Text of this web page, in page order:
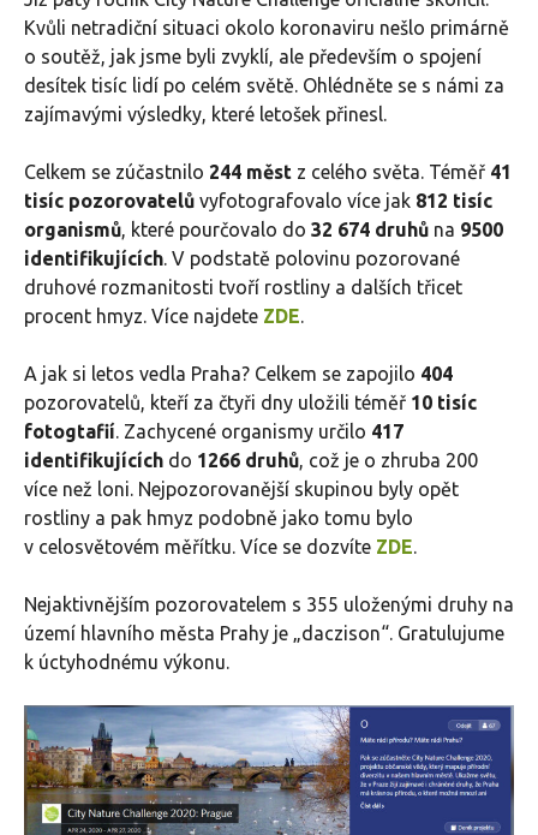
Kvůli netradiční situaci okolo koronaviru nešlo primárně
o soutěž, jak jsme byli zvyklí, ale především o spojení
desítek tisíc lidí po celém světě. Ohlédněte se s námi za
zajímavými výsledky, které letošek přinesl.
Celkem se zúčastnilo 244 měst z celého světa. Téměř 41
tisíc pozorovatelů vyfotografovalo více jak 812 tisíc
organismů, které pourčovalo do 32 674 druhů na 9500
identifikujících. V podstatě polovinu pozorované
druhové rozmanitosti tvoří rostliny a dalších třicet
procent hmyz. Více najdete ZDE.
A jak si letos vedla Praha? Celkem se zapojilo 404
pozorovatelů, kteří za čtyři dny uložili téměř 10 tisíc
fotogtafií. Zachycené organismy určilo 417
identifikujících do 1266 druhů, což je o zhruba 200
více než loni. Nejpozorovanější skupinou byly opět
rostliny a pak hmyz podobně jako tomu bylo
v celosvětovém měřítku. Více se dozvíte ZDE.
Nejaktivnějším pozorovatelem s 355 uloženými druhy na
území hlavního města Prahy je „daczison“. Gratulujume
k úctyhodnému výkonu.